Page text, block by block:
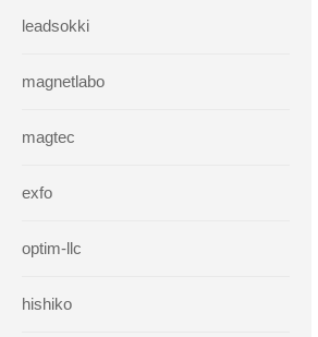
leadsokki
magnetlabo
magtec
exfo
optim-llc
hishiko